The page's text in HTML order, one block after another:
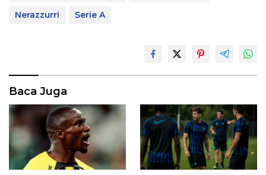
Nerazzurri
Serie A
Baca Juga